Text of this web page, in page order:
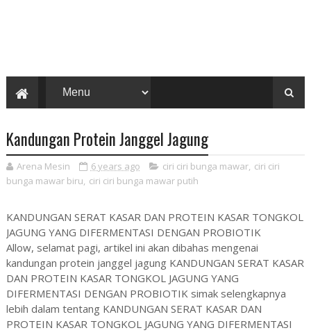
Kandungan Protein Janggel Jagung
Arena Mesin 6 years ago ciri ciri bunga mawar, ciri ciri
bunga mawar biru, ciri ciri bunga mawar putih
KANDUNGAN SERAT KASAR DAN PROTEIN KASAR TONGKOL
JAGUNG YANG DIFERMENTASI DENGAN PROBIOTIK
Allow, selamat pagi, artikel ini akan dibahas mengenai
kandungan protein janggel jagung KANDUNGAN SERAT KASAR
DAN PROTEIN KASAR TONGKOL JAGUNG YANG
DIFERMENTASI DENGAN PROBIOTIK simak selengkapnya
lebih dalam tentang KANDUNGAN SERAT KASAR DAN
PROTEIN KASAR TONGKOL JAGUNG YANG DIFERMENTASI